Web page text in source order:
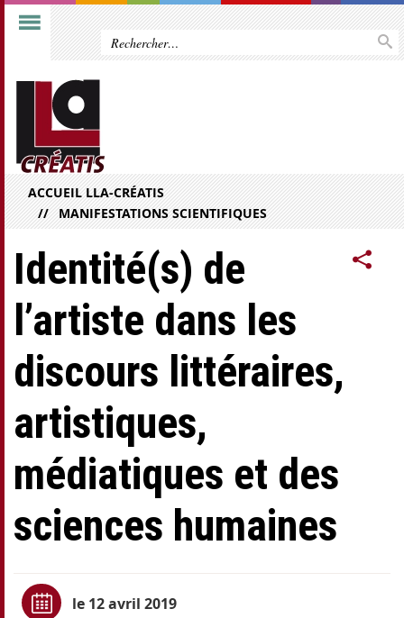
ACCUEIL LLA-CRÉATIS
MANIFESTATIONS SCIENTIFIQUES
Identité(s) de
l’artiste dans les
discours littéraires,
artistiques,
médiatiques et des
sciences humaines
le 12 avril 2019